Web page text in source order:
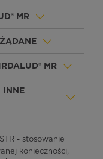
MR
MR
INNE
- stosowanie
konieczności,